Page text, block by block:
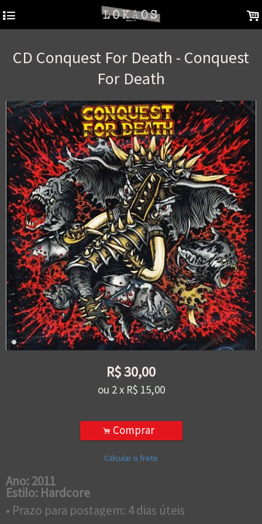
4 .
CD Conquest For Death - Conquest
For Death
R$30,00
ou 2x R$ 15,00
. Comprar
Calcular o frete
Ano: 2011
Estilo: Hardcore
• Prazo para postagem: 4 dias úteis